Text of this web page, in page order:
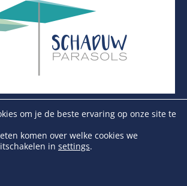
© 2026. Alle Rechten
om je de beste ervaring op onze site te
komen over welke cookies we
in settings.